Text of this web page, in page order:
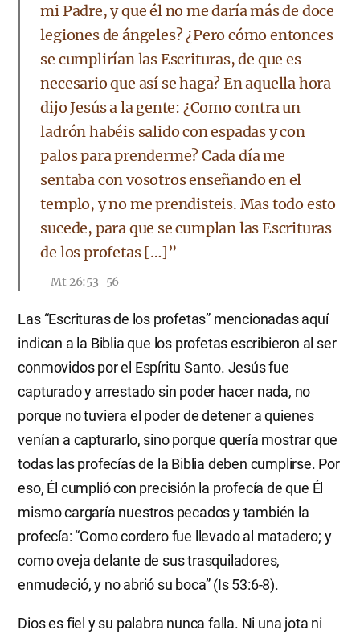
mi Padre, y que él no me daría más de doce
legiones de ángeles? ¿Pero cómo entonces
se cumplirían las Escrituras, de que es
necesario que así se haga? En aquella hora
dijo Jesús a la gente: ¿Como contra un
ladrón habéis salido con espadas y con
palos para prenderme? Cada día me
sentaba con vosotros enseñando en el
templo, y no me prendisteis. Mas todo esto
sucede, para que se cumplan las Escrituras
de los profetas […]”
Mt 26:53-56
Las “Escrituras de los profetas” mencionadas aquí
indican a la Biblia que los profetas escribieron al ser
conmovidos por el Espíritu Santo. Jesús fue
capturado y arrestado sin poder hacer nada, no
porque no tuviera el poder de detener a quienes
venían a capturarlo, sino porque quería mostrar que
todas las profecías de la Biblia deben cumplirse. Por
eso, Él cumplió con precisión la profecía de que Él
mismo cargaría nuestros pecados y también la
profecía: “Como cordero fue llevado al matadero; y
como oveja delante de sus trasquiladores,
enmudeció, y no abrió su boca” (Is 53:6-8).
Dios es fiel y su palabra nunca falla. Ni una jota ni